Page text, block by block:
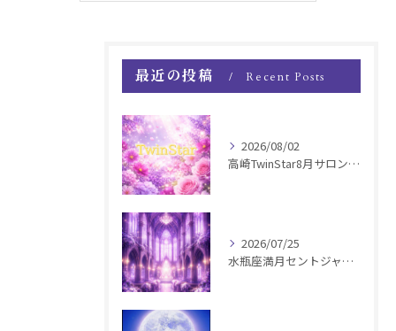
最近の投稿 Recent Posts
2026/08/02
高崎TwinStar8月サロンお知らせ
2026/07/25
水瓶座満月セントジャーメインGSVF遠隔お知らせ